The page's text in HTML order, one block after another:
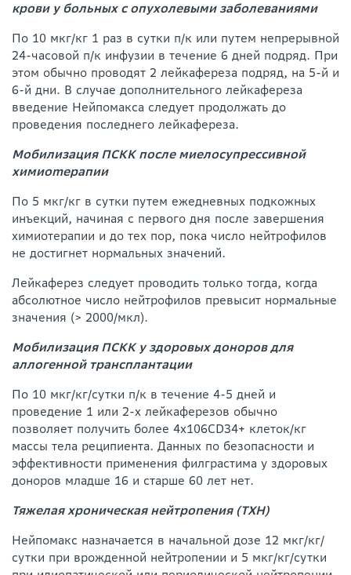
крови у больных с опухолевыми заболеваниями
По 10 мкг/кг 1 раз в сутки п/к или путем непрерывной
24-часовой п/к инфузии в течение 6 дней подряд. При
этом обычно проводят 2 лейкафереза подряд, на 5-й и
6-й дни. В случае дополнительного лейкафереза
введение Нейпомакса следует продолжать до
проведения последнего лейкафереза.
Мобилизация ПСКК после миелосупрессивной
xимиomepaпии
По 5 мкг/кг в сутки путем ежедневных подкожных
инъекций, начиная с первого дня после завершения
химиотерапии и до тех пор, пока число нейтрофилов
не достигнет нормальных значений.
Лейкаферез следует проводить только тогда, когда
абсолютное число нейтрофилов превысит нормальные
значения (> 2000/мкл).
Мобилизация ПСКК у здоровых доноров для
аллогенной трансплантации
По 10 мкг/кг/сутки п/к в течение 4-5 дней и
проведение 1 или 2-х лейкаферезов обычно
позволяет получить более 4х106CD34+ клеток/кг
массы тела реципиента. Данных по безопасности и
эффективности применения филграстима у здоровых
доноров младше 16 и старше 60 лет нет.
Тяжелая хроническая нейтроnения (ТХН)
Нейпомакс назначается в начальной дозе 12 мкг/кг/
сутки при врожденной нейтропении и 5 мкг/кг/сутки